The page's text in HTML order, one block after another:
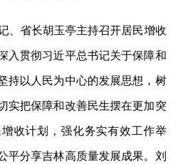
、省长胡玉亭主持召开居民增收
入贯彻习近平总书记关于保障和
持以人民为中心的发展思想，树
实把保障和改善民生摆在更加突
收计划，强化务实有效工作举
平分享吉林高质量发展成果。刘